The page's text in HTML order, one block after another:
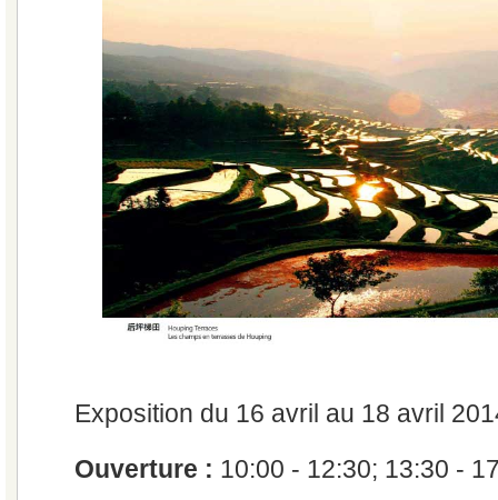
Exposition du 16 avril au 18 avril
Ouverture : 10:00 - 12:30; 13:30 -